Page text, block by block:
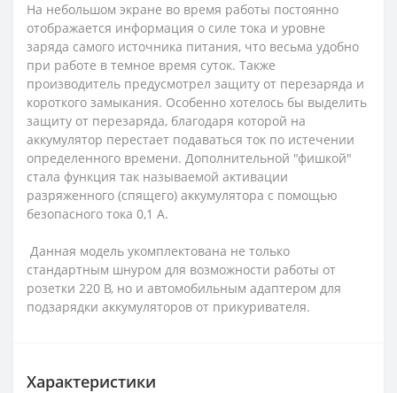
На небольшом экране во время работы постоянно
отображается информация о силе тока и уровне
заряда самого источника питания, что весьма удобно
при работе в темное время суток. Также
производитель предусмотрел защиту от перезаряда и
короткого замыкания. Особенно хотелось бы выделить
защиту от перезаряда, благодаря которой на
аккумулятор перестает подаваться ток по истечении
определенного времени. Дополнительной "фишкой"
стала функция так называемой активации
разряженного (спящего) аккумулятора с помощью
безопасного тока 0,1 А.
Данная модель укомплектована не только
стандартным шнуром для возможности работы от
розетки 220 В, но и автомобильным адаптером для
подзарядки аккумуляторов от прикуривателя.
Характеристики